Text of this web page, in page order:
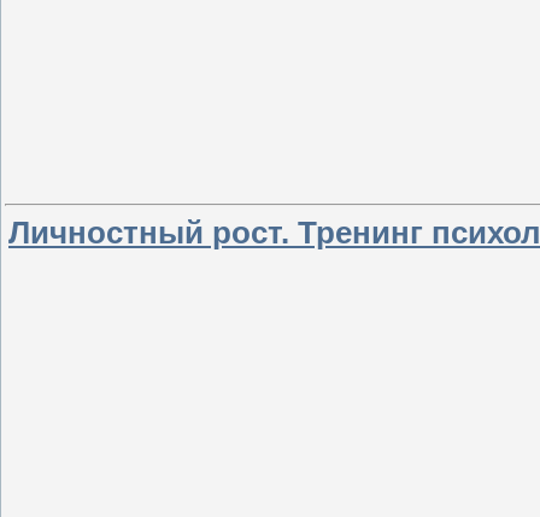
Личностный рост. Тренинг